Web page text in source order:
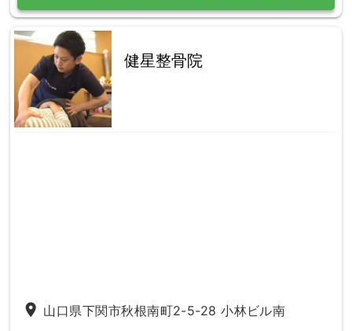
健星整骨院
place 山口県下関市秋根南町2-5-28 小林ビル南